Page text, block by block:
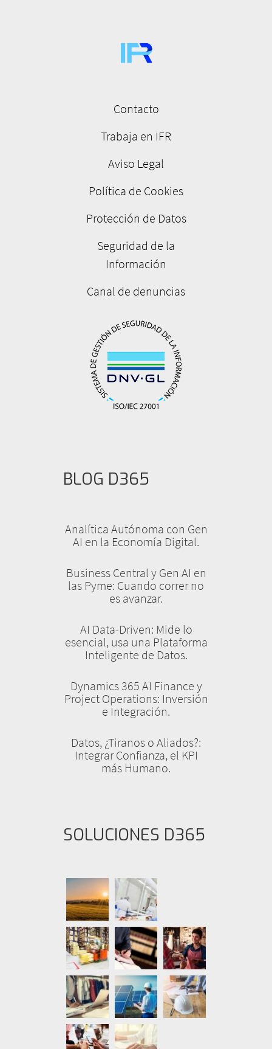
Contacto
Trabaja en IFR
Aviso Legal
Política de Cookies
Protección de Datos
Seguridad de la
Información
Canal de denuncias
BLOG D365
Analítica Autónoma con Gen
AI en la Economía Digital.
Business Central y Gen AI en
las Pyme: Cuando correr no
es avanzar.
AI Data-Driven: Mide lo
esencial, usa una Plataforma
Inteligente de Datos.
Dynamics 365 AI Finance y
Project Operations: Inversión
e Integración.
Datos, ¿Tiranos o Aliados?:
Integrar Confianza, el KPI
más Humano.
SOLUCIONES D365